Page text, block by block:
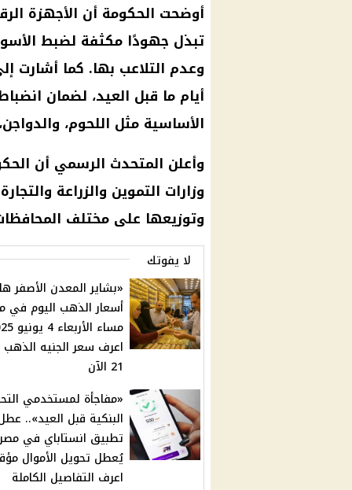
أوضحت الحكومة أن الأجهزة
تبذل جهودًا مكثفة لضبط
وعدم التلاعب بها. كما أشارت
أيام ما قبل العيد، لضمان
الأساسية مثل اللحوم،
وأعلن المتحدث الرسمي أن
وزارات التموين والزراعة
وتوزيعها على مختلف
لا يفوتك
«بشاير المعدن الأصفر
أسعار الذهب اليوم في
اعرف سعر الجنيه الذهب
21 الآن
«مفاجأة لمستخدمي
البنكية قبل العيد»..
تطبيق انستاباي في
يُعطل تحويل الأموال
اعرف التفاصيل الكاملة